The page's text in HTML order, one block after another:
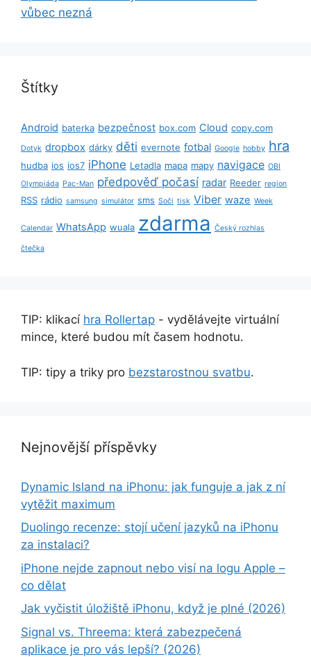
vůbec nezná
Štítky
Android baterka bezpečnost box.com Cloud copy.com
Dotyk dropbox dárky děti evernote fotbal Google hobby hra
hudba ios ios7 iPhone Letadla mapa mapy navigace OBI
Olympiáda Pac-Man předpověď počasí radar Reeder region
RSS rádio samsung simulátor sms Soči tisk Viber waze Week
Calendar WhatsApp wuala zdarma Český rozhlas
čtečka
TIP: klikací hra Rollertap - vydělávejte virtuální
mince, které budou mít časem hodnotu.
TIP: tipy a triky pro bezstarostnou svatbu.
Nejnovější příspěvky
Dynamic Island na iPhonu: jak funguje a jak z ní
vytěžit maximum
Duolingo recenze: stojí učení jazyků na iPhonu
za instalaci?
iPhone nejde zapnout nebo visí na logu Apple –
co dělat
Jak vyčistit úložiště iPhonu, když je plné (2026)
Signal vs. Threema: která zabezpečená
aplikace je pro vás lepší? (2026)